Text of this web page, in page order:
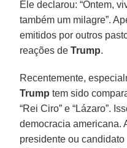
Ele declarou: “Ontem,
também um milagre”.
emitidos por outros
reações deTrump.
Recentemente,
Trump tem sido
“Rei Ciro” e “Lázaro”.
democracia americana.
presidente ou